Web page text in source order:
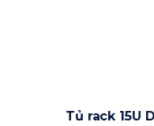
Tủ rack 15U